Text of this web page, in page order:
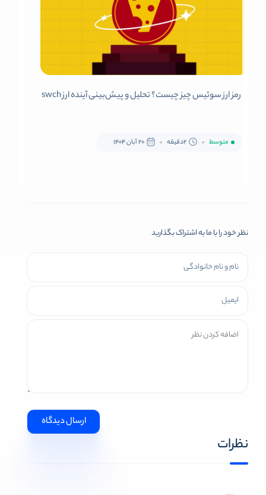
رمز ارز سوئیس چیز چیست؟ تحلیل و پیش‌بینی آینده ارز swch
متوسط 2دقیقه 20 آبان 1404
نظر خود را با ما به اشتراک بگذارید
نظرات